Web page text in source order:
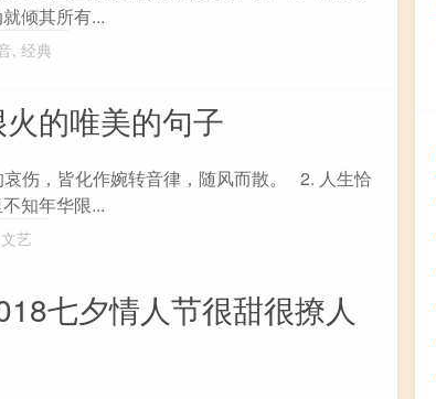
倾其所有...
, 经典
的唯美的句子
伤，皆化作婉转音律，随风而散。 2. 人生恰
知年华限...
文艺
七夕情人节很甜很撩人